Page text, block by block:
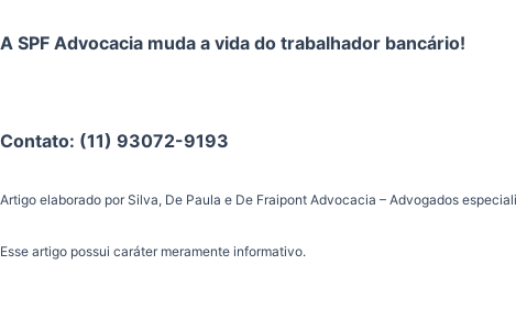
A SPF Advocacia muda a vida do trabalhador bancário!
Contato: (11) 93072-9193
Artigo elaborado por Silva, De Paula e De Fraipont Advocacia – Advogados
Esse artigo possui caráter meramente informativo.